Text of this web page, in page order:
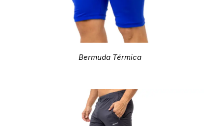
Bermuda Térmica